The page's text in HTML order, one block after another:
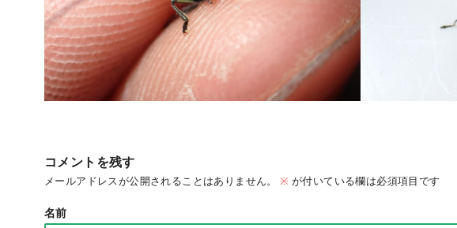
コメントを残す
メールアドレスが公開されることはありません。 ※ が付いている欄は必須項目です
名前